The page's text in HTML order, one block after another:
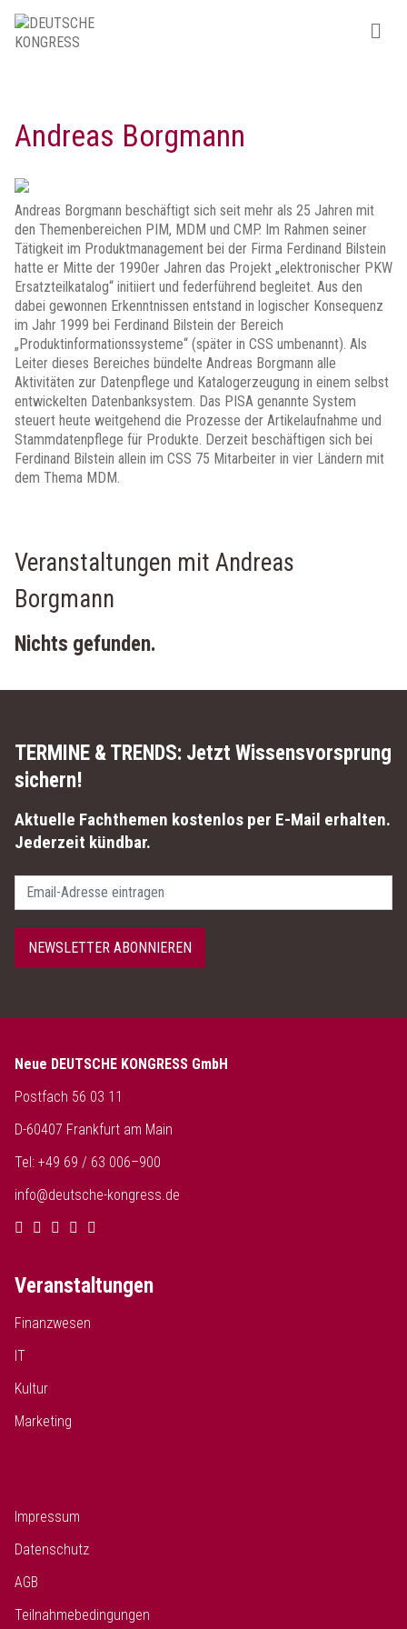
Andreas Borgmann
Andreas Borgmann beschäftigt sich seit mehr als 25 Jahren mit
den Themenbereichen PIM, MDM und CMP. Im Rahmen seiner
Tätigkeit im Produktmanagement bei der Firma Ferdinand Bilstein
hatte er Mitte der 1990er Jahren das Projekt „elektronischer PKW
Ersatzteilkatalog“ initiiert und federführend begleitet. Aus den
dabei gewonnen Erkenntnissen entstand in logischer Konsequenz
im Jahr 1999 bei Ferdinand Bilstein der Bereich
„Produktinformationssysteme“ (später in CSS umbenannt). Als
Leiter dieses Bereiches bündelte Andreas Borgmann alle
Aktivitäten zur Datenpflege und Katalogerzeugung in einem selbst
entwickelten Datenbanksystem. Das PISA genannte System
steuert heute weitgehend die Prozesse der Artikelaufnahme und
Stammdatenpflege für Produkte. Derzeit beschäftigen sich bei
Ferdinand Bilstein allein im CSS 75 Mitarbeiter in vier Ländern mit
dem Thema MDM.
Veranstaltungen mit Andreas
Borgmann
Nichts gefunden.
TERMINE & TRENDS: Jetzt Wissensvorsprung
sichern!
Aktuelle Fachthemen kostenlos per E-Mail erhalten.
Jederzeit kündbar.
Passwort
NEWSLETTER ABONNIEREN
Neue DEUTSCHE KONGRESS GmbH
Postfach 56 03 11
D-60407 Frankfurt am Main
Tel: +49 69 / 63 006–900
info@deutsche-kongress.de
Veranstaltungen
Finanzwesen
IT
Kultur
Marketing
Impressum
Datenschutz
AGB
Teilnahmebedingungen